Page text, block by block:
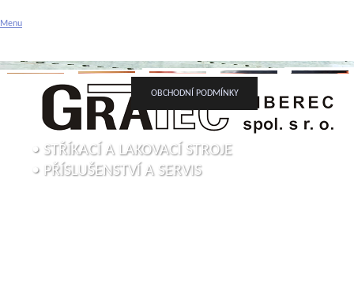
Menu
OBCHODNÍ PODMÍNKY
• STŘÍKACÍ A LAKOVACÍ STROJE
• PŘÍSLUŠENSTVÍ A SERVIS